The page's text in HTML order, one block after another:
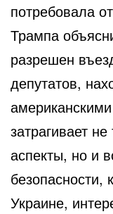
потребовала
Трампа
разрешен
депутатов,
затрагивает
аспекты, но и
Украине,